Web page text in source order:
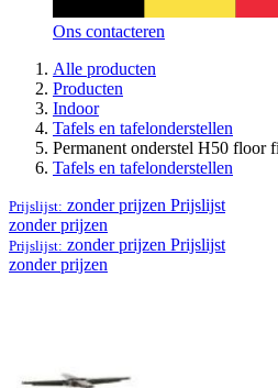
Ons contacteren
Alle producten
Producten
Indoor
Tafels en tafelonderstellen
Permanent onderstel H50 floor
Tafels en tafelonderstellen
Prijslijst: zonder prijzen Prijslijst
zonder prijzen
Prijslijst: zonder prijzen Prijslijst
zonder prijzen